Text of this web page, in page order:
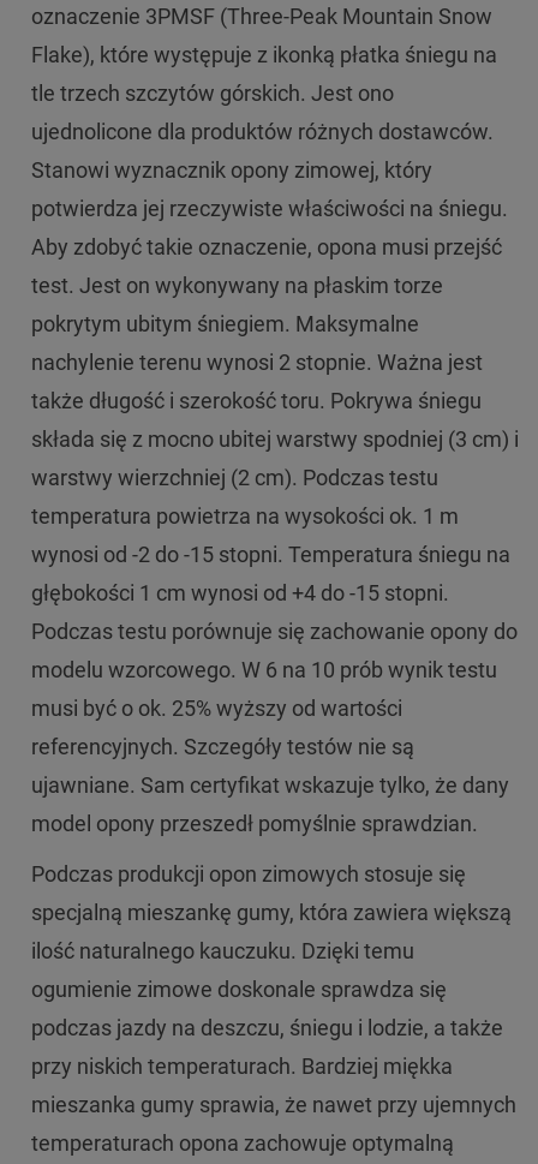
oznaczenie 3PMSF (Three-Peak Mountain Snow
Flake), które występuje z ikonką płatka śniegu na
tle trzech szczytów górskich. Jest ono
ujednolicone dla produktów różnych dostawców.
Stanowi wyznacznik opony zimowej, który
potwierdza jej rzeczywiste właściwości na śniegu.
Aby zdobyć takie oznaczenie, opona musi przejść
test. Jest on wykonywany na płaskim torze
pokrytym ubitym śniegiem. Maksymalne
nachylenie terenu wynosi 2 stopnie. Ważna jest
także długość i szerokość toru. Pokrywa śniegu
składa się z mocno ubitej warstwy spodniej (3 cm) i
warstwy wierzchniej (2 cm). Podczas testu
temperatura powietrza na wysokości ok. 1 m
wynosi od -2 do -15 stopni. Temperatura śniegu na
głębokości 1 cm wynosi od +4 do -15 stopni.
Podczas testu porównuje się zachowanie opony do
modelu wzorcowego. W 6 na 10 prób wynik testu
musi być o ok. 25% wyższy od wartości
referencyjnych. Szczegóły testów nie są
ujawniane. Sam certyfikat wskazuje tylko, że dany
model opony przeszedł pomyślnie sprawdzian.
Podczas produkcji opon zimowych stosuje się
specjalną mieszankę gumy, która zawiera większą
ilość naturalnego kauczuku. Dzięki temu
ogumienie zimowe doskonale sprawdza się
podczas jazdy na deszczu, śniegu i lodzie, a także
przy niskich temperaturach. Bardziej miękka
mieszanka gumy sprawia, że nawet przy ujemnych
temperaturach opona zachowuje optymalną